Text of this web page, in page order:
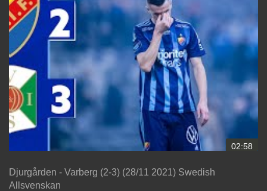
02:58
Djurgården - Varberg (2-3) (28/11 2021) Swedish
Allsvenskan